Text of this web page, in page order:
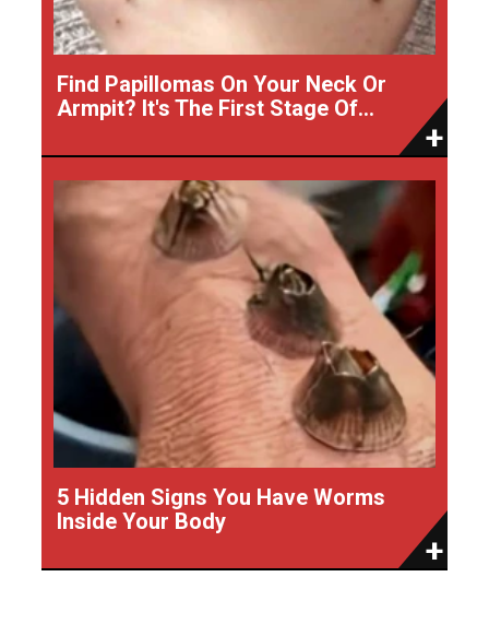
Find Papillomas On Your Neck Or
Armpit? It's The First Stage Of...
5 Hidden Signs You Have Worms
Inside Your Body